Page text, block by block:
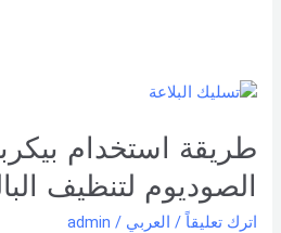
طريقة استخدام
الصوديوم لتنظيف
اترك تعليقاً / العربي /
admin
طريقة
بيكربونات
الصوديوم
لتنظيف
البالوعات